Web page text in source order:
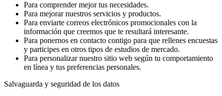
Para comprender mejor tus necesidades.
Para mejorar nuestros servicios y productos.
Para enviarte correos electrónicos promocionales con la
información que creemos que te resultará interesante.
Para ponernos en contacto contigo para que rellenes encuestas
y participes en otros tipos de estudios de mercado.
Para personalizar nuestro sitio web según tu comportamiento
en línea y tus preferencias personales.
Salvaguarda y seguridad de los datos